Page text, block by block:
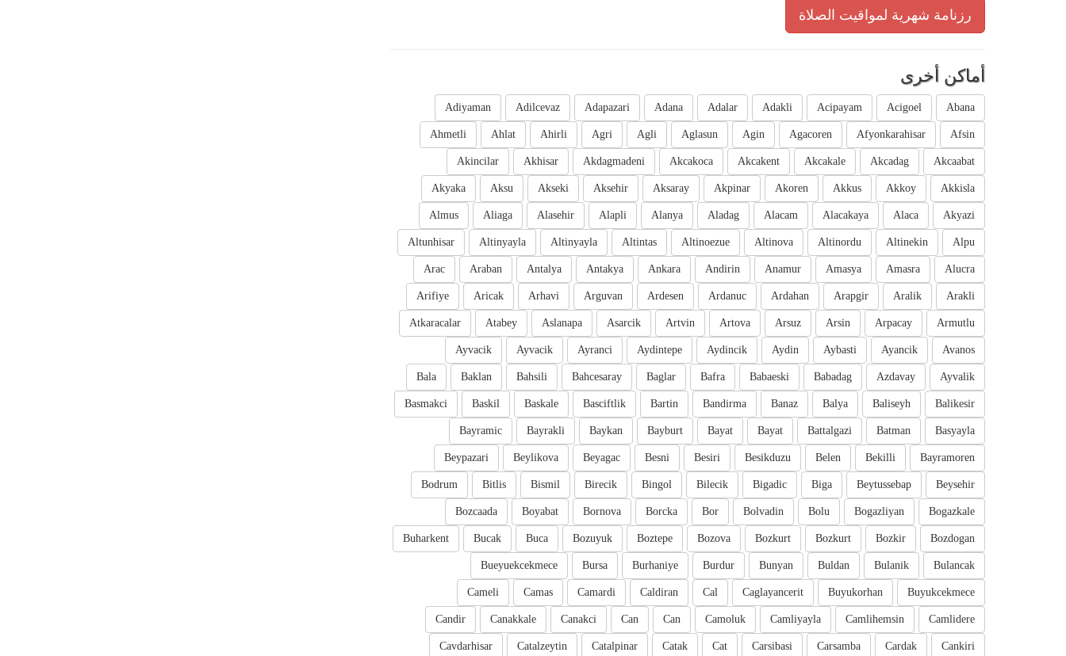
رزنامة شهرية لمواقيت الصلاة
أماكن أخرى
Abana
Acigoel
Acipayam
Adakli
Adalar
Adana
Adapazari
Adilcevaz
Adiyaman
Afsin
Afyonkarahisar
Agacoren
Agin
Aglasun
Agli
Agri
Ahirli
Ahlat
Ahmetli
Akcaabat
Akcadag
Akcakale
Akcakent
Akcakoca
Akdagmadeni
Akhisar
Akincilar
Akkisla
Akkoy
Akkus
Akoren
Akpinar
Aksaray
Aksehir
Akseki
Aksu
Akyaka
Akyazi
Alaca
Alacakaya
Alacam
Aladag
Alanya
Alapli
Alasehir
Aliaga
Almus
Alpu
Altinekin
Altinordu
Altinova
Altinoezue
Altintas
Altinyayla
Altinyayla
Altunhisar
Alucra
Amasra
Amasya
Anamur
Andirin
Ankara
Antakya
Antalya
Araban
Arac
Arakli
Aralik
Arapgir
Ardahan
Ardanuc
Ardesen
Arguvan
Arhavi
Aricak
Arifiye
Armutlu
Arpacay
Arsin
Arsuz
Artova
Artvin
Asarcik
Aslanapa
Atabey
Atkaracalar
Avanos
Ayancik
Aybasti
Aydin
Aydincik
Aydintepe
Ayranci
Ayvacik
Ayvacik
Ayvalik
Azdavay
Babadag
Babaeski
Bafra
Baglar
Bahcesaray
Bahsili
Baklan
Bala
Balikesir
Baliseyh
Balya
Banaz
Bandirma
Bartin
Basciftlik
Baskale
Baskil
Basmakci
Basyayla
Batman
Battalgazi
Bayat
Bayat
Bayburt
Baykan
Bayrakli
Bayramic
Bayramoren
Bekilli
Belen
Besikduzu
Besiri
Besni
Beyagac
Beylikova
Beypazari
Beysehir
Beytussebap
Biga
Bigadic
Bilecik
Bingol
Birecik
Bismil
Bitlis
Bodrum
Bogazkale
Bogazliyan
Bolu
Bolvadin
Bor
Borcka
Bornova
Boyabat
Bozcaada
Bozdogan
Bozkir
Bozkurt
Bozkurt
Bozova
Boztepe
Bozuyuk
Buca
Bucak
Buharkent
Bulancak
Bulanik
Buldan
Bunyan
Burdur
Burhaniye
Bursa
Bueyuekcekmece
Buyukcekmece
Buyukorhan
Caglayancerit
Cal
Caldiran
Camardi
Camas
Cameli
Camlidere
Camlihemsin
Camliyayla
Camoluk
Can
Can
Canakci
Canakkale
Candir
Cankiri
Cardak
Carsamba
Carsibasi
Cat
Catak
Catalpinar
Catalzeytin
Cavdarhisar